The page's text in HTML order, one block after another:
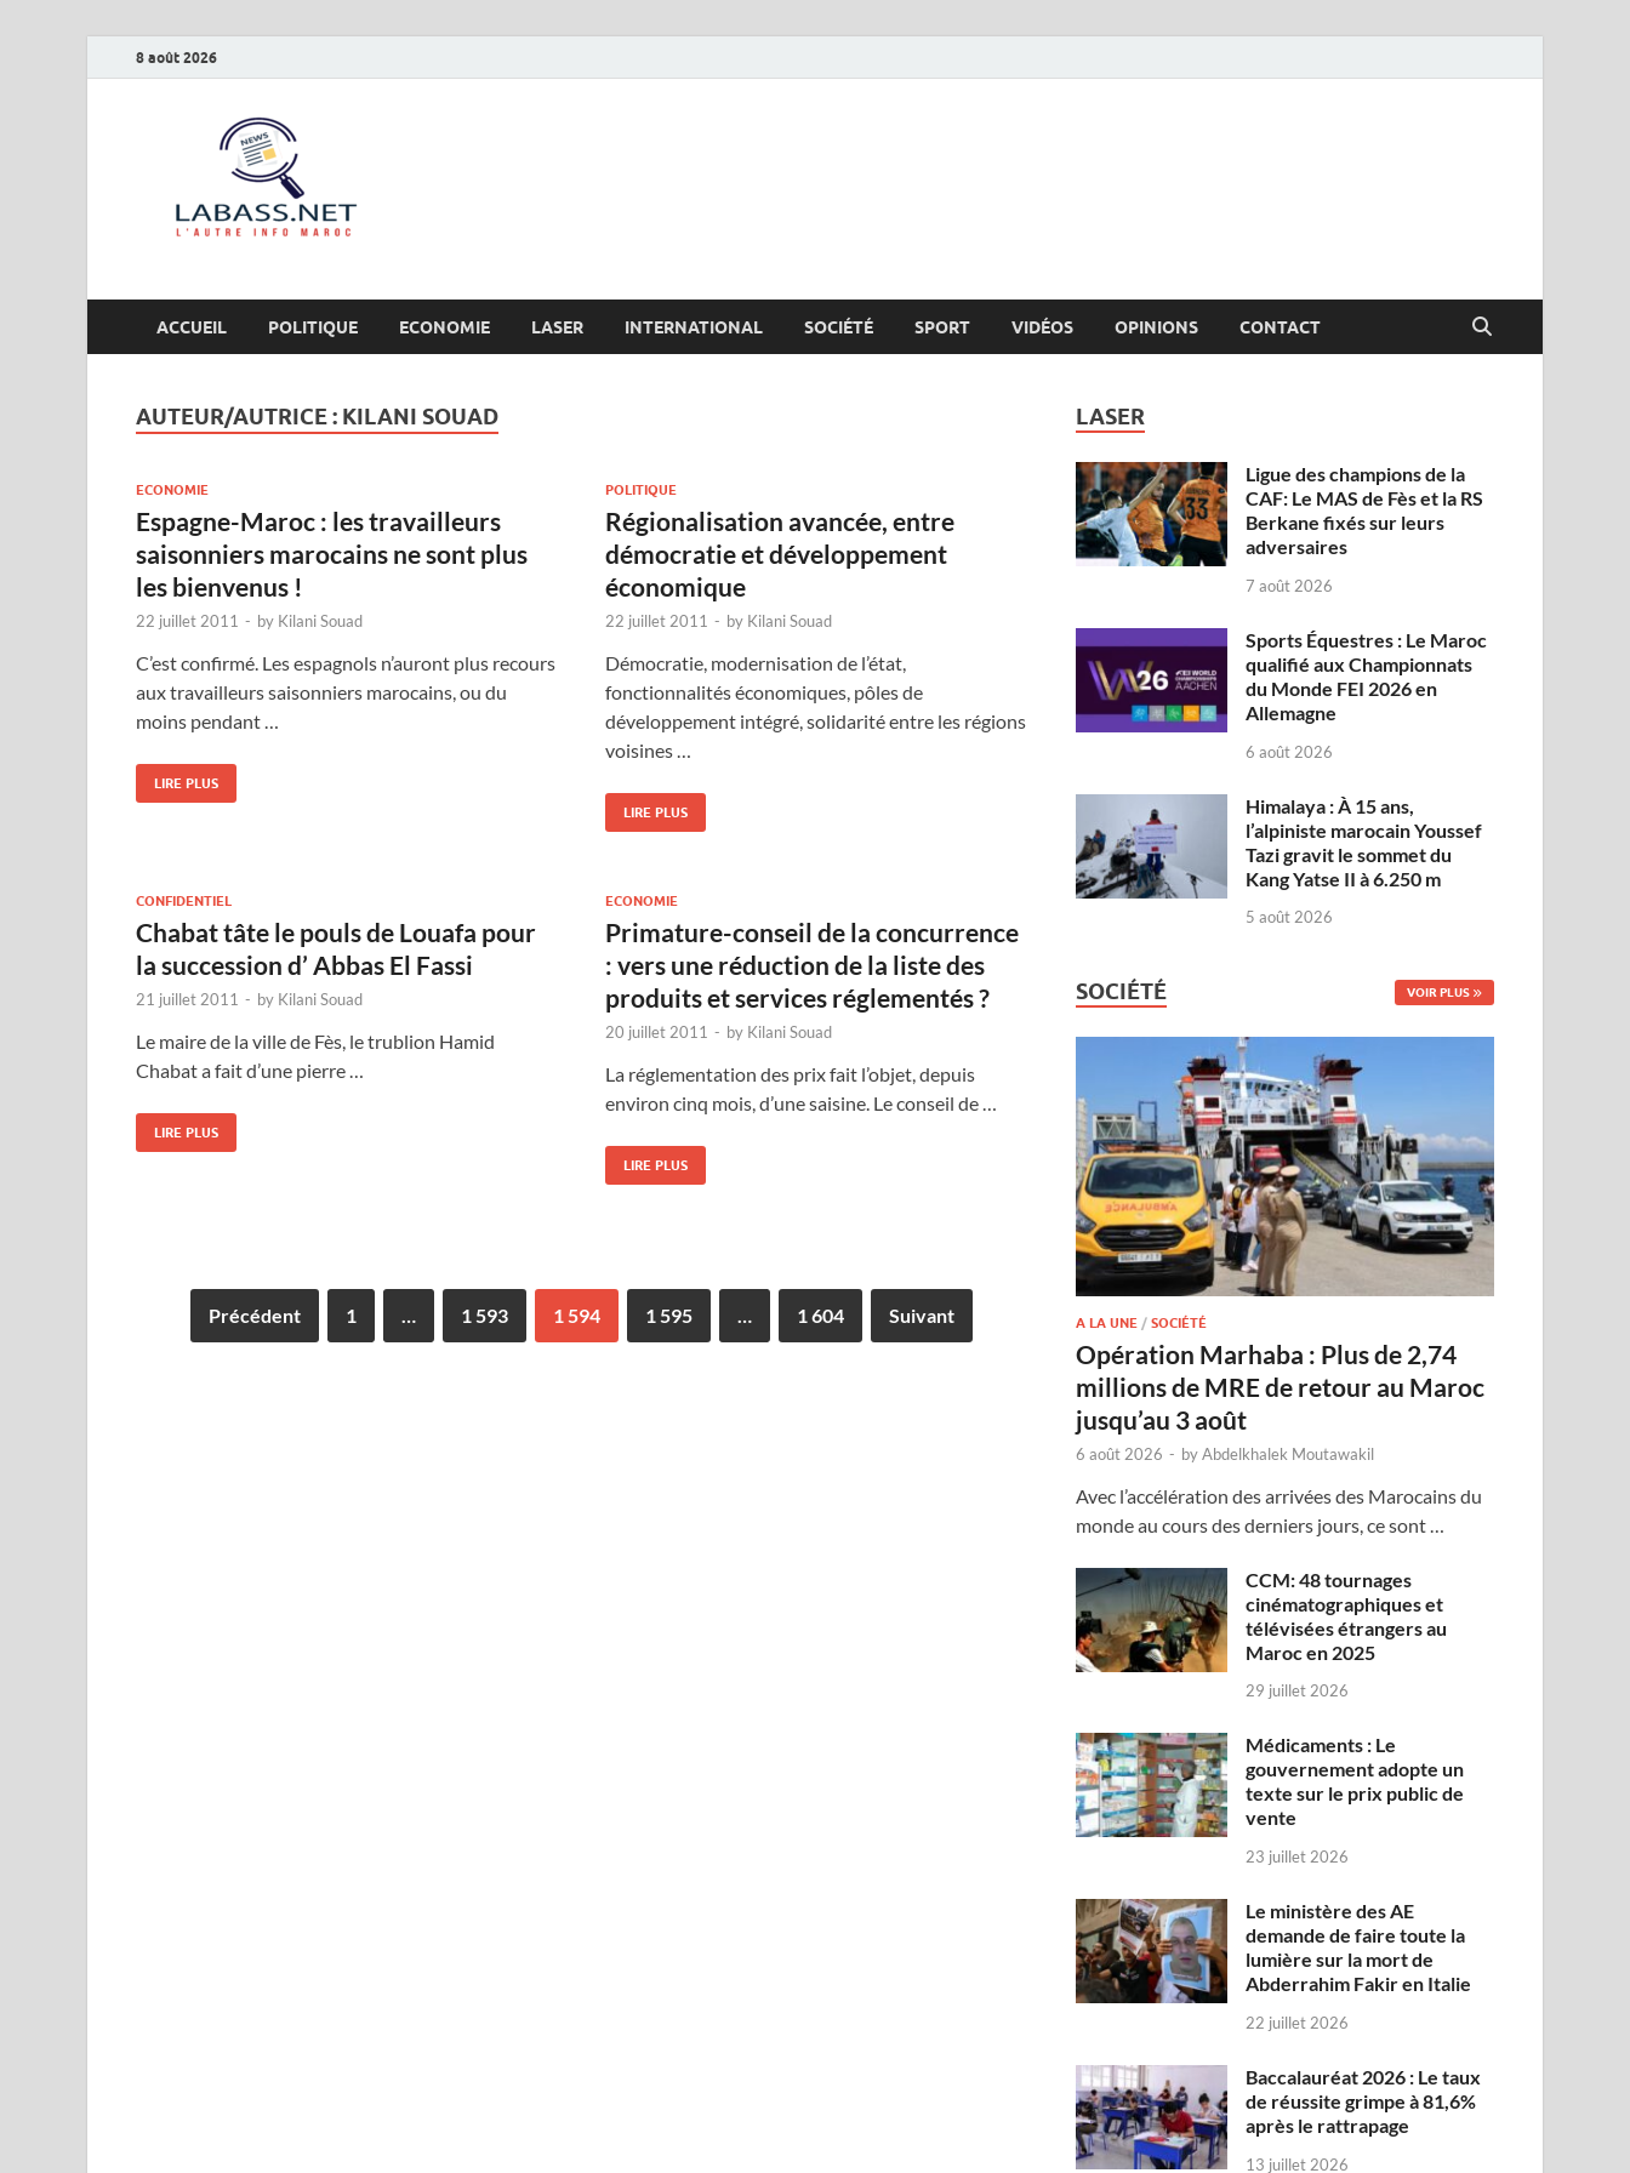
8 août 2026
ACCUEIL POLITIQUE ECONOMIE LASER INTERNATIONAL SOCIÉTÉ SPORT VIDÉOS OPINIONS CONTACT
AUTEUR/AUTRICE : KILANI SOUAD
ECONOMIE
Espagne-Maroc : les travailleurs
saisonniers marocains ne sont plus
les bienvenus !
22 juillet 2011 - by Kilani Souad
C’est confirmé. Les espagnols n’auront plus recours
aux travailleurs saisonniers marocains, ou du
moins pendant …
LIRE PLUS
POLITIQUE
Régionalisation avancée, entre
démocratie et développement
économique
22 juillet 2011 - by Kilani Souad
Démocratie, modernisation de l’état,
fonctionnalités économiques, pôles de
développement intégré, solidarité entre les régions
voisines …
LIRE PLUS
CONFIDENTIEL
Chabat tâte le pouls de Louafa pour
la succession d’ Abbas El Fassi
21 juillet 2011 - by Kilani Souad
Le maire de la ville de Fès, le trublion Hamid
Chabat a fait d’une pierre …
LIRE PLUS
ECONOMIE
Primature-conseil de la concurrence
: vers une réduction de la liste des
produits et services réglementés ?
20 juillet 2011 - by Kilani Souad
La réglementation des prix fait l’objet, depuis
environ cinq mois, d’une saisine. Le conseil de …
LIRE PLUS
Précédent 1 1 593 1 594 1 595 1 604 Suivant
LASER
Ligue des champions de la
CAF: Le MAS de Fès et la RS
Berkane fixés sur leurs
adversaires
7 août 2026
Sports Équestres : Le Maroc
qualifié aux Championnats
du Monde FEI 2026 en
Allemagne
6 août 2026
Himalaya : À 15 ans,
l’alpiniste marocain Youssef
Tazi gravit le sommet du
Kang Yatse II à 6.250 m
5 août 2026
SOCIÉTÉ VOIR PLUS
A LA UNE /SOCIÉTÉ
Opération Marhaba : Plus de 2,74
millions de MRE de retour au Maroc
jusqu’au 3 août
6 août 2026 - byAbdelkhalek Moutawakil
Avec l’accélération des arrivées des Marocains du
monde au cours des derniers jours, ce sont …
CCM: 48 tournages
cinématographiques et
télévisées étrangers au
Maroc en 2025
29 juillet 2026
Médicaments : Le
gouvernement adopte un
texte sur le prix public de
vente
23 juillet 2026
Le ministère des AE
demande de faire toute la
lumière sur la mort de
Abderrahim Fakir en Italie
22 juillet 2026
Baccalauréat 2026 : Le taux
de réussite grimpe à 81,6%
après le rattrapage
13 juillet 2026